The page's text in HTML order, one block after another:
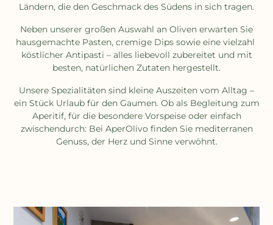
Ländern, die den Geschmack des Südens in sich tragen.
Neben unserer großen Auswahl an Oliven erwarten Sie
hausgemachte Pasten, cremige Dips sowie eine vielzahl
köstlicher Antipasti – alles liebevoll zubereitet und mit
besten, natürlichen Zutaten hergestellt.
Unsere Spezialitäten sind kleine Auszeiten vom Alltag –
ein Stück Urlaub für den Gaumen. Ob als Begleitung zum
Aperitif, für die besondere Vorspeise oder einfach
zwischendurch: Bei AperOlivo finden Sie mediterranen
Genuss, der Herz und Sinne verwöhnt.